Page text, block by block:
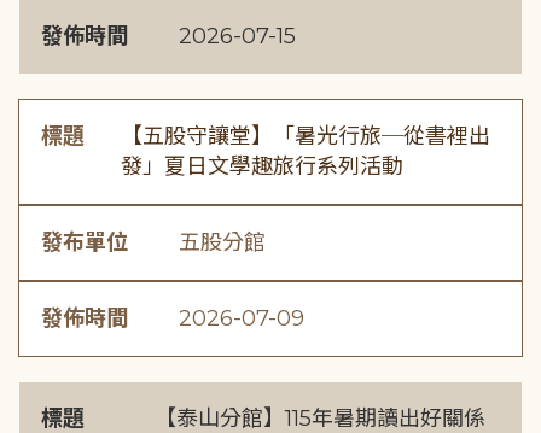
發佈時間 2026-07-15
標題
【五股守讓堂】「暑光行旅─從書裡出
發」夏日文學趣旅行系列活動
發布單位 五股分館
發佈時間 2026-07-09
標題
【泰山分館】115年暑期讀出好關係